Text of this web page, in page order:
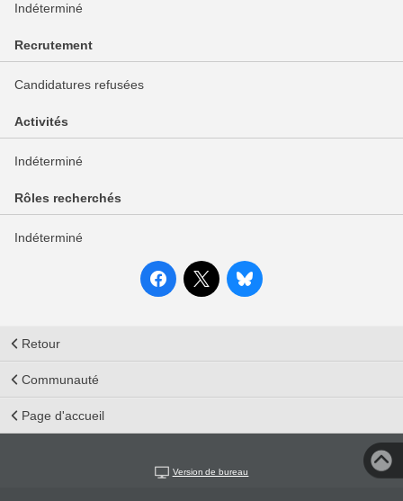
Indéterminé
Recrutement
Candidatures refusées
Activités
Indéterminé
Rôles recherchés
Indéterminé
Retour
Communauté
Page d'accueil
Version de bureau